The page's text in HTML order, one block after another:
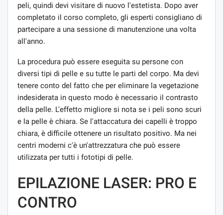
peli, quindi devi visitare di nuovo l'estetista. Dopo aver
completato il corso completo, gli esperti consigliano di
partecipare a una sessione di manutenzione una volta
all'anno.
La procedura può essere eseguita su persone con
diversi tipi di pelle e su tutte le parti del corpo. Ma devi
tenere conto del fatto che per eliminare la vegetazione
indesiderata in questo modo è necessario il contrasto
della pelle. L'effetto migliore si nota se i peli sono scuri
e la pelle è chiara. Se l'attaccatura dei capelli è troppo
chiara, è difficile ottenere un risultato positivo. Ma nei
centri moderni c'è un'attrezzatura che può essere
utilizzata per tutti i fototipi di pelle.
EPILAZIONE LASER: PRO E
CONTRO